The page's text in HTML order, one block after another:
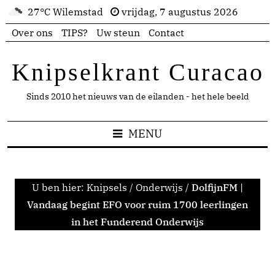
27°C Wilemstad
vrijdag, 7 augustus 2026
Over ons
TIPS? Uw steun Contact
Knipselkrant Curacao
Sinds 2010 het nieuws van de eilanden - het hele beeld
MENU
U ben hier: Knipsels / Onderwijs / DolfijnFM |
Vandaag begint EFO voor ruim 1700 leerlingen
in het Funderend Onderwijs